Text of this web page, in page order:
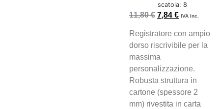
scatola: 8
11,80€ 7,84€ IVA inc.
Registratore con ampio
dorso riscrivibile per la
massima
personalizzazione.
Robusta struttura in
cartone (spessore 2
mm) rivestita in carta